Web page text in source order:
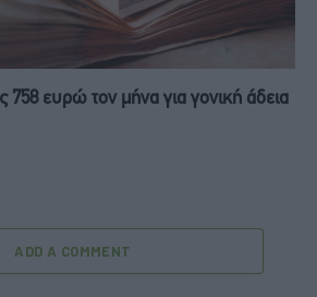
ευρώ τον μήνα για γονική άδεια
ADD A COMMENT